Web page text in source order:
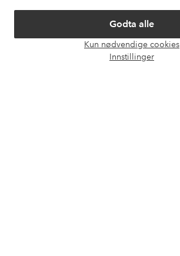
Godta alle
Kun nødvendige cookies
Innstillinger
Om Ellos